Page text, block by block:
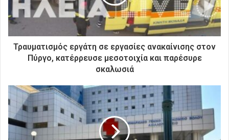
ε
κ
τ
κ
ή
α
ς
Τραυματισμός εργάτη σε εργασίες ανακαίνισης στον
Πύργο, κατέρρευσε μεσοτοιχία και παρέσυρε
σκαλωσιά